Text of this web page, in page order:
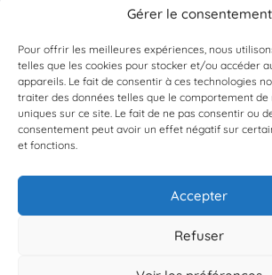
Gérer le consentement
Pour offrir les meilleures expériences, nous
telles que les cookies pour stocker et/ou accéder
appareils. Le fait de consentir à ces technologies
traiter des données telles que le comportement de
uniques sur ce site. Le fait de ne pas consentir ou
consentement peut avoir un effet négatif sur
et fonctions.
Accepter
Refuser
À propos de BioLit
Vos données d'observation
Ressources
Résultats du programme
Contacts
S'INSCRIRE À LA
Inscrivez-vous dès